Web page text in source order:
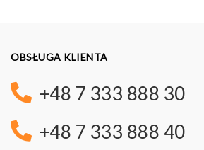
OBSŁUGA KLIENTA
+48 7 333 888 30
+48 7 333 888 40